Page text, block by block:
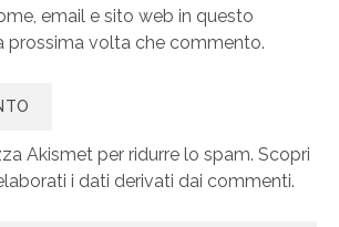
email e sito web in questo
prossima volta che commento.
Akismet per ridurre lo spam. Scopri
i dati derivati dai commenti.